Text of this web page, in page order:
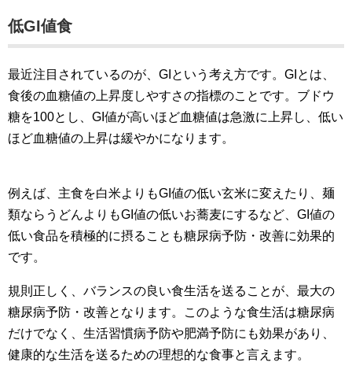
低GI値食
最近注目されているのが、GIという考え方です。GIとは、
食後の血糖値の上昇度しやすさの指標のことです。ブドウ
糖を100とし、GI値が高いほど血糖値は急激に上昇し、低い
ほど血糖値の上昇は緩やかになります。
例えば、主食を白米よりもGI値の低い玄米に変えたり、麺
類ならうどんよりもGI値の低いお蕎麦にするなど、GI値の
低い食品を積極的に摂ることも糖尿病予防・改善に効果的
です。
規則正しく、バランスの良い食生活を送ることが、最大の
糖尿病予防・改善となります。このような食生活は糖尿病
だけでなく、生活習慣病予防や肥満予防にも効果があり、
健康的な生活を送るための理想的な食事と言えます。